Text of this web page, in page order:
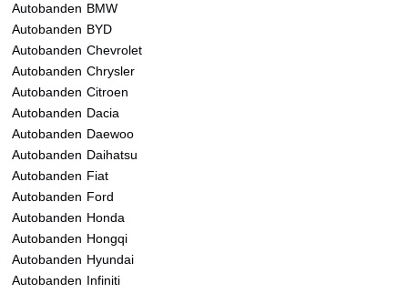
Autobanden BMW
Autobanden BYD
Autobanden Chevrolet
Autobanden Chrysler
Autobanden Citroen
Autobanden Dacia
Autobanden Daewoo
Autobanden Daihatsu
Autobanden Fiat
Autobanden Ford
Autobanden Honda
Autobanden Hongqi
Autobanden Hyundai
Autobanden Infiniti